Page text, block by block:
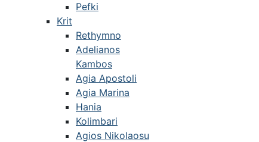
Pefki
Krit
Rethymno
Adelianos
Kambos
Agia Apostoli
Agia Marina
Hania
Kolimbari
Agios Nikolaosu